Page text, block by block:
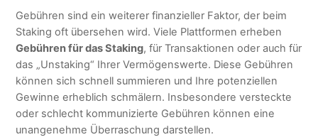
Gebühren sind ein weiterer finanzieller Faktor, der beim
Staking oft übersehen wird. Viele Plattformen erheben
Gebühren für das Staking, für Transaktionen oder auch für
das „Unstaking“ Ihrer Vermögenswerte. Diese Gebühren
können sich schnell summieren und Ihre potenziellen
Gewinne erheblich schmälern. Insbesondere versteckte
oder schlecht kommunizierte Gebühren können eine
unangenehme Überraschung darstellen.